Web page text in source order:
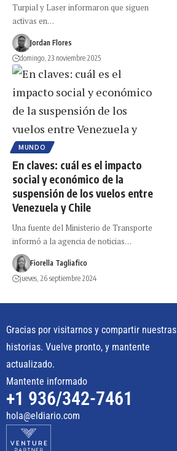
Turpial y Laser informaron que siguen
activas en…
Jordan Flores
domingo, 23 noviembre 2025
MUNDO
En claves: cuál es el impacto
social y económico de la
suspensión de los vuelos entre
Venezuela y Chile
Una fuente del Ministerio de Transporte
informó a la agencia de noticias…
Fiorella Tagliafico
jueves, 26 septiembre 2024
Gracias por visitarnos y compartir nuestras
historias. Vuelve pronto, y mantente
actualizado.
Mantente informado
+1 936/342-7461
hola@eldiario.com